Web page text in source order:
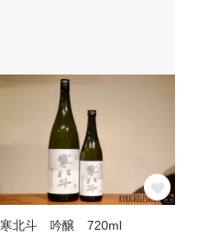
寒北斗 吟醸 720ml